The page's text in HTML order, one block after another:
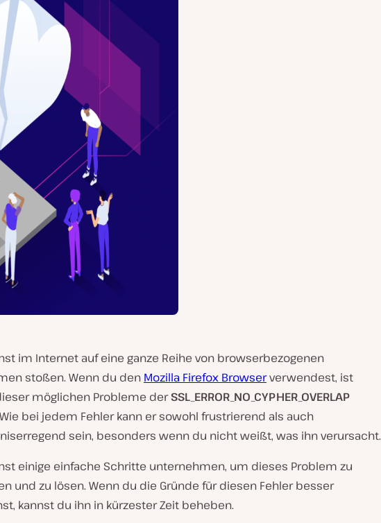
im Internet auf eine ganze Reihe von browserbezogenen
stoßen. Wenn du den Mozilla Firefox Browserverwendest, ist
möglichen Probleme derSSL_ERROR_NO_CYPHER_OVERLAP
bei jedem Fehler kann er sowohl frustrierend als auch
sein, besonders wenn du nicht weißt, was ihn verursacht.
einige einfache Schritte unternehmen, um dieses Problem zu
und zu lösen. Wenn du die Gründe für diesen Fehler besser
kannst du ihn in kürzester Zeit beheben.